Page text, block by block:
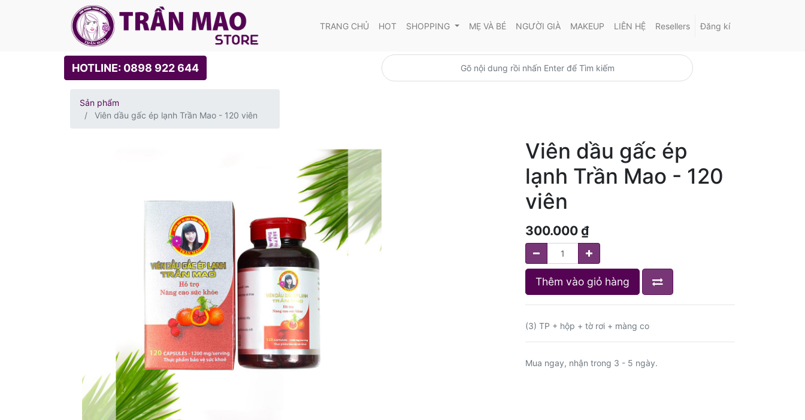
TRANG CHỦ HOT SHOPPING MẸ VÀ BÉ NGƯỜI GIÀ MAKEUP LIÊN HỆ Resellers Đăng kí
HOTLINE: 0898 922 644
Sản phẩm
Viên dầu gấc ép lạnh Trần Mao - 120 viên
Viên dầu gấc ép
lạnh Trần Mao - 120
viên
300.000 ₫
Thêm vào giỏ hàng
(3) TP + hộp + tờ rơi + màng co
Mua ngay, nhận trong 3 - 5 ngày.